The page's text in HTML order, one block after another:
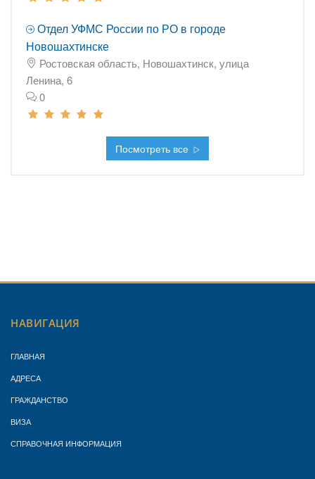
Отдел УФМС России по РО в городе
Новошахтинске
Ростовская область, Новошахтинск, улица
Ленина, 6
0
Посмотреть все
НАВИГАЦИЯ
ГЛАВНАЯ
АДРЕСА
ГРАЖДАНСТВО
ВИЗА
СПРАВОЧНАЯ ИНФОРМАЦИЯ